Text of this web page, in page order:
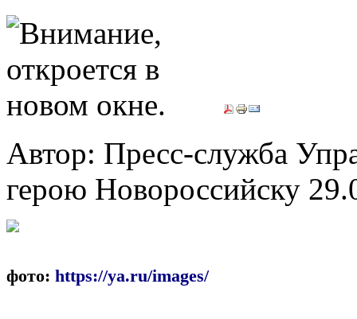
Автор: Пресс-служба
герою Новороссийску
фото: https://ya.ru/images/